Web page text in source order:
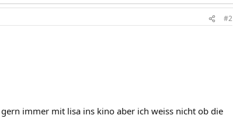
#2
immer mit lisa ins kino aber ich weiss nicht ob die